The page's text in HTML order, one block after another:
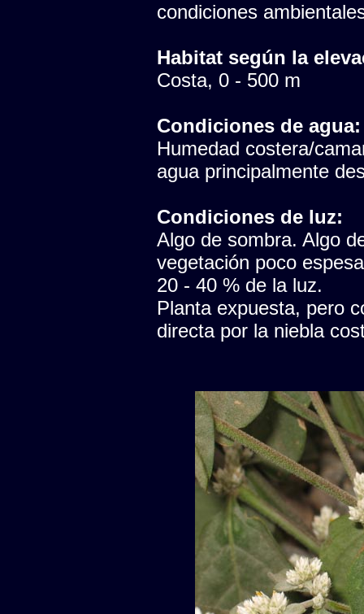
condiciones
Habitat según la
Costa, 0 - 500 m
Condiciones de agua:
Humedad costera/
agua principalmente
Condiciones de luz:
Algo de sombra. Algo
vegetación poco
20 - 40 % de la luz.
Planta expuesta, pero
directa por la niebla